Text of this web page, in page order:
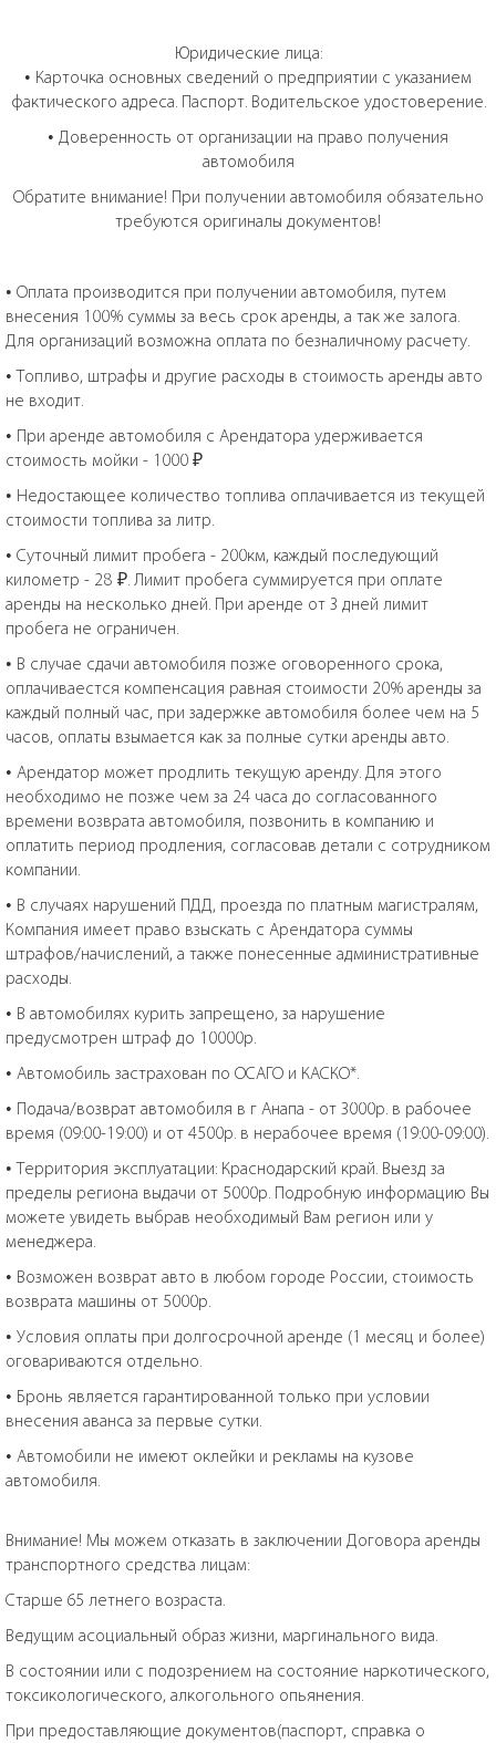
Юридические лица:
• Карточка основных сведений о предприятии с указанием
фактического адреса. Паспорт. Водительское удостоверение.
• Доверенность от организации на право получения
автомобиля
Обратите внимание! При получении автомобиля обязательно
требуются оригиналы документов!
• Оплата производится при получении автомобиля, путем
внесения 100% суммы за весь срок аренды, а так же залога.
Для организаций возможна оплата по безналичному расчету.
• Топливо, штрафы и другие расходы в стоимость аренды авто
не входит.
• При аренде автомобиля с Арендатора удерживается
стоимость мойки - 1000 ₽
• Недостающее количество топлива оплачивается из текущей
стоимости топлива за литр.
• Суточный лимит пробега - 200км, каждый последующий
километр - 28 ₽. Лимит пробега суммируется при оплате
аренды на несколько дней. При аренде от 3 дней лимит
пробега не ограничен.
• В случае сдачи автомобиля позже оговоренного срока,
оплачиваестся компенсация равная стоимости 20% аренды за
каждый полный час, при задержке автомобиля более чем на 5
часов, оплаты взымается как за полные сутки аренды авто.
• Арендатор может продлить текущую аренду. Для этого
необходимо не позже чем за 24 часа до согласованного
времени возврата автомобиля, позвонить в компанию и
оплатить период продления, согласовав детали с сотрудником
компании.
• В случаях нарушений ПДД, проезда по платным магистралям,
Компания имеет право взыскать с Арендатора суммы
штрафов/начислений, а также понесенные административные
расходы.
• В автомобилях курить запрещено, за нарушение
предусмотрен штраф до 10000р.
• Автомобиль застрахован по ОСАГО и КАСКО*.
• Подача/возврат автомобиля в г Анапа - от 3000р. в рабочее
время (09:00-19:00) и от 4500р. в нерабочее время (19:00-09:00).
• Территория эксплуатации: Краснодарский край. Выезд за
пределы региона выдачи от 5000р. Подробную информацию Вы
можете увидеть выбрав необходимый Вам регион или у
менеджера.
• Возможен возврат авто в любом городе России, стоимость
возврата машины от 5000р.
• Условия оплаты при долгосрочной аренде (1 месяц и более)
оговариваются отдельно.
• Бронь является гарантированной только при условии
внесения аванса за первые сутки.
• Автомобили не имеют оклейки и рекламы на кузове
автомобиля.
Внимание! Мы можем отказать в заключении Договора аренды
транспортного средства лицам:
Старше 65 летнего возраста.
Ведущим асоциальный образ жизни, маргинального вида.
В состоянии или с подозрением на состояние наркотического,
токсикологического, алкогольного опьянения.
При предоставляющие документов(паспорт, справка о